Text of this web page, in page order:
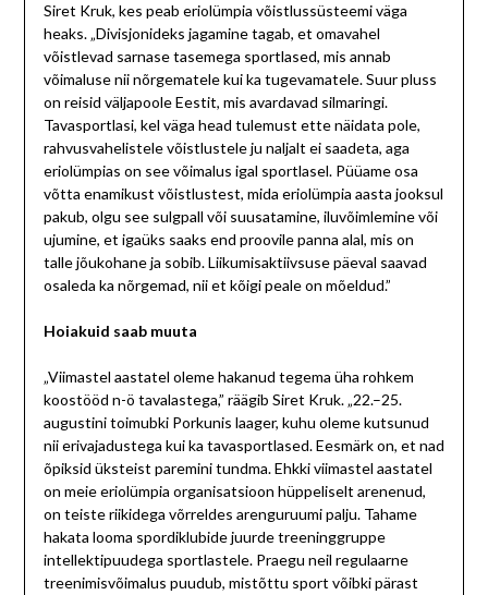
Siret Kruk, kes peab eriolümpia võistlussüsteemi väga
heaks. „Divisjonideks jagamine tagab, et omavahel
võistlevad sarnase tasemega sportlased, mis annab
võimaluse nii nõrgematele kui ka tugevamatele. Suur pluss
on reisid väljapoole Eestit, mis avardavad silmaringi.
Tavasportlasi, kel väga head tulemust ette näidata pole,
rahvusvahelistele võistlustele ju naljalt ei saadeta, aga
eriolümpias on see võimalus igal sportlasel. Püüame osa
võtta enamikust võistlustest, mida eriolümpia aasta jooksul
pakub, olgu see sulgpall või suusatamine, iluvõimlemine või
ujumine, et igaüks saaks end proovile panna alal, mis on
talle jõukohane ja sobib. Liikumisaktiivsuse päeval saavad
osaleda ka nõrgemad, nii et kõigi peale on mõeldud.”
Hoiakuid saab muuta
„Viimastel aastatel oleme hakanud tegema üha rohkem
koostööd n-ö tavalastega,” räägib Siret Kruk. „22.–25.
augustini toimubki Porkunis laager, kuhu oleme kutsunud
nii erivajadustega kui ka tavasportlased. Eesmärk on, et nad
õpiksid üksteist paremini tundma. Ehkki viimastel aastatel
on meie eriolümpia organisatsioon hüppeliselt arenenud,
on teiste riikidega võrreldes arenguruumi palju. Tahame
hakata looma spordiklubide juurde treeninggruppe
intellektipuudega sportlastele. Praegu neil regulaarne
treenimisvõimalus puudub, mistõttu sport võibki pärast